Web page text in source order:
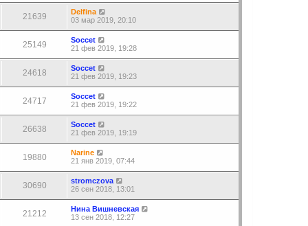
21639
Delfina
03 мар 2019, 20:10
25149
Soccet
21 фев 2019, 19:28
24618
Soccet
21 фев 2019, 19:23
24717
Soccet
21 фев 2019, 19:22
26638
Soccet
21 фев 2019, 19:19
19880
Narine
21 янв 2019, 07:44
30690
stromczova
26 сен 2018, 13:01
21212
Нина Вишневская
13 сен 2018, 12:27